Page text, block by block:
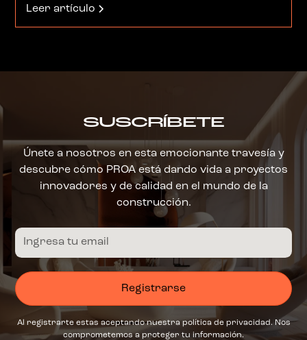
mecateaderos y que son publicitados por la voz
a voz de los golosos. A continuación, los más
Leer artículo
SUSCRÍBETE
Únete a nosotros en esta emocionante travesía y
descubre cómo PROA está dando vida a proyectos
innovadores y de calidad en el mundo de la
construcción.
Al registrarte estas aceptando nuestra política de privacidad. Nos
comprometemos a proteger tu información.